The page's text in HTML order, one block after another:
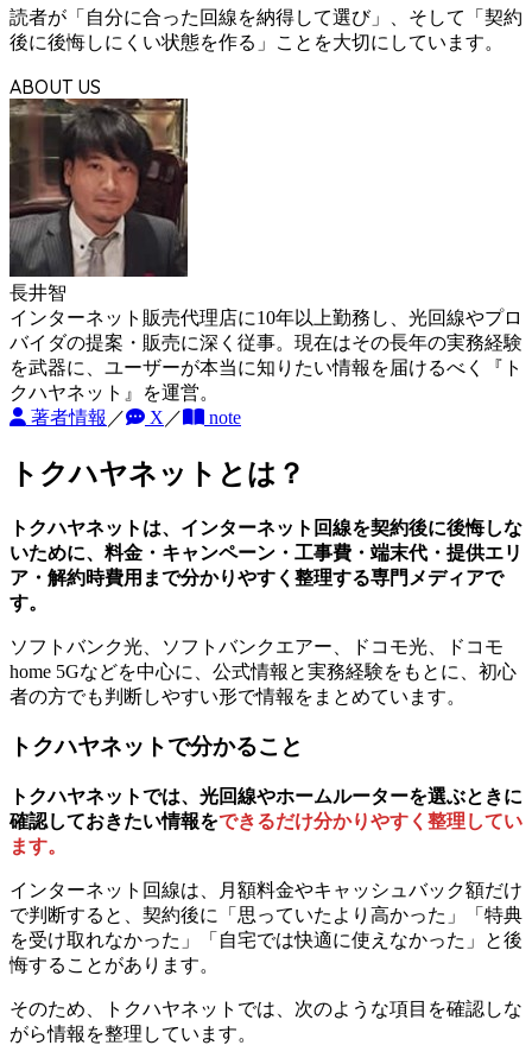
読者が「自分に合った回線を納得して選び」、そして「契約
後に後悔しにくい状態を作る」ことを大切にしています。
ABOUT US
長井智
インターネット販売代理店に10年以上勤務し、光回線やプロ
バイダの提案・販売に深く従事。現在はその長年の実務経験
を武器に、ユーザーが本当に知りたい情報を届けるべく『ト
クハヤネット』を運営。
著者情報 ／ X ／ note
トクハヤネットとは？
トクハヤネットは、インターネット回線を契約後に後悔しな
いために、料金・キャンペーン・工事費・端末代・提供エリ
ア・解約時費用まで分かりやすく整理する専門メディアで
す。
ソフトバンク光、ソフトバンクエアー、ドコモ光、ドコモ
home 5Gなどを中心に、公式情報と実務経験をもとに、初心
者の方でも判断しやすい形で情報をまとめています。
トクハヤネットで分かること
トクハヤネットでは、 光回線やホームルーターを選ぶときに
確認しておきたい情報をできるだけ分かりやすく整理してい
ます。
インターネット回線は、月額料金やキャッシュバック額だけ
で判断すると、契約後に「思っていたより高かった」「特典
を受け取れなかった」「自宅では快適に使えなかった」と後
悔することがあります。
そのため、トクハヤネットでは、次のような項目を確認しな
がら情報を整理しています。